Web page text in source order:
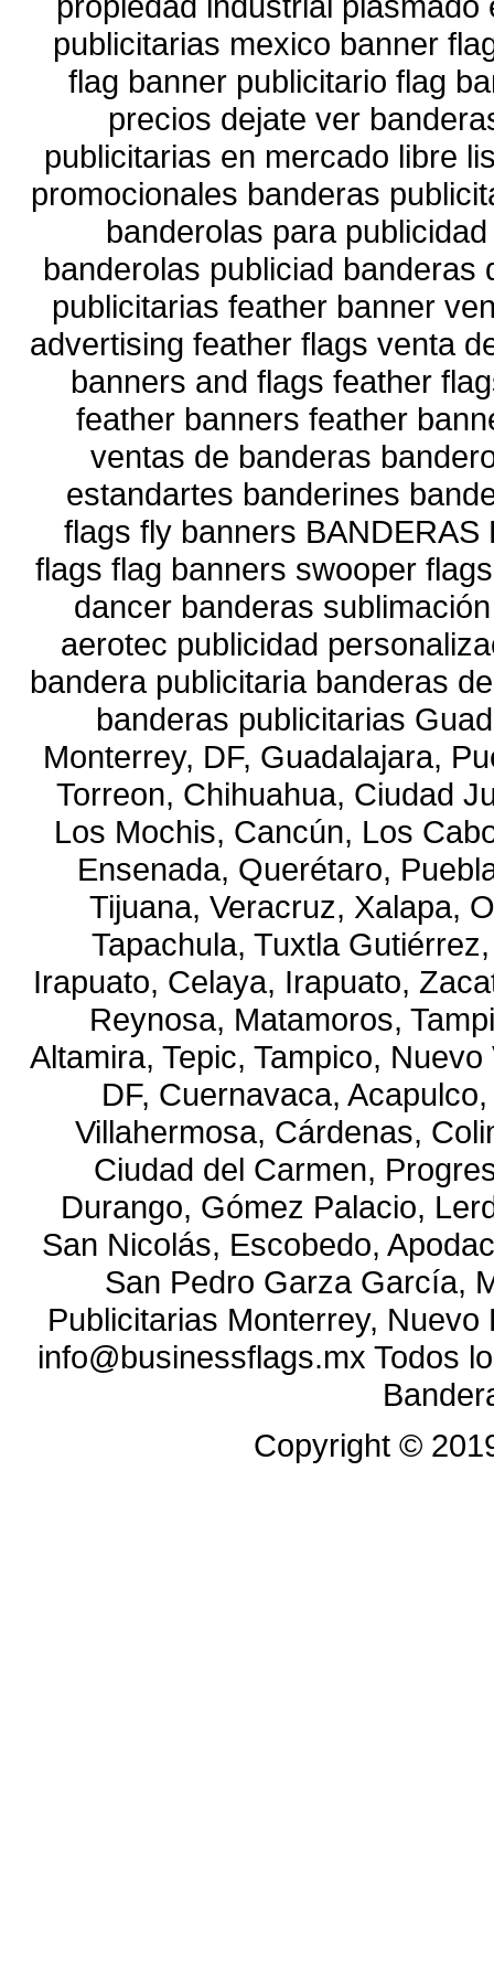
publicitarias mexico banner
flag banner publicitario flag
precios dejate ver
publicitarias en mercado libre
promocionales banderas
banderolas para
banderolas publiciad
publicitarias feather banner
advertising feather flags venta
banners and flags feather
feather banners feather
ventas de banderas
estandartes banderines
flags fly banners
flags flag banners swooper
dancer banderas
aerotec publicidad
bandera publicitaria banderas
banderas publicitarias
Monterrey, DF, Guadalajara,
Torreon, Chihuahua, Ciudad
Los Mochis, Cancún, Los
Ensenada, Querétaro,
Tijuana, Veracruz, Xalapa,
Tapachula, Tuxtla
Irapuato, Celaya, Irapuato,
Reynosa, Matamoros,
Altamira, Tepic, Tampico,
DF, Cuernavaca,
Villahermosa, Cárdenas,
Ciudad del Carmen,
Durango, Gómez Palacio,
San Nicolás, Escobedo,
San Pedro Garza García,
Publicitarias Monterrey,
info@businessflags.mx Todos
Copyright ©